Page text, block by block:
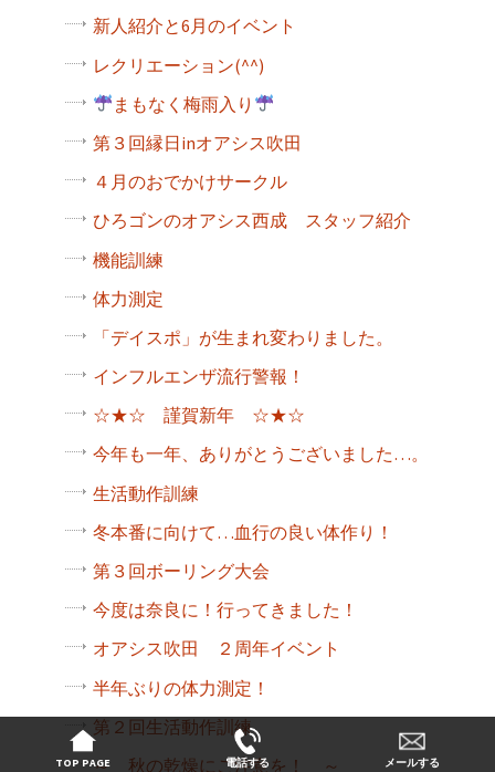
新人紹介と6月のイベント
レクリエーション(^^)
まもなく梅雨入り
第３回縁日inオアシス吹田
４月のおでかけサークル
ひろゴンのオアシス西成 スタッフ紹介
機能訓練
体力測定
「デイスポ」が生まれ変わりました。
インフルエンザ流行警報！
☆★☆ 謹賀新年 ☆★☆
今年も一年、ありがとうございました…。
生活動作訓練
冬本番に向けて…血行の良い体作り！
第３回ボーリング大会
今度は奈良に！行ってきました！
オアシス吹田 ２周年イベント
半年ぶりの体力測定！
第２回生活動作訓練
～ 秋の乾燥にご注意を！ ～
TOP PAGE 電話する メールする